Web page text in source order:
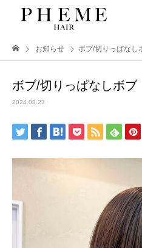
お知らせ ボブ/切りっぱなし
ボブ/切りっぱなしボブ
2024.03.23